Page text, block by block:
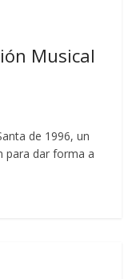
Musical
de 1996, un
para dar forma a